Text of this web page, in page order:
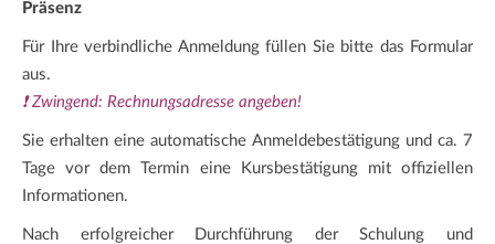
Präsenz
Für Ihre verbindliche Anmeldung füllen Sie bitte das Formular
aus.
❗ Zwingend: Rechnungsadresse angeben!
Sie erhalten eine automatische Anmeldebestätigung und ca. 7
Tage vor dem Termin eine Kursbestätigung mit offiziellen
Informationen.
Nach erfolgreicher Durchführung der Schulung und